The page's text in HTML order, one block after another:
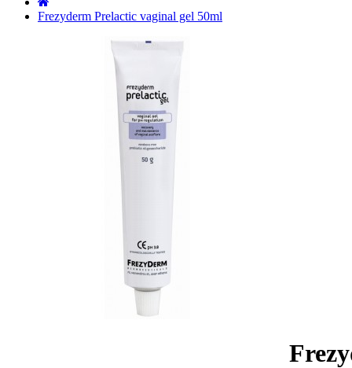
Frezyderm Prelactic vaginal gel 50ml